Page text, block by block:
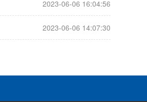
2023-06-06 16:04:56
2023-06-06 14:07:30